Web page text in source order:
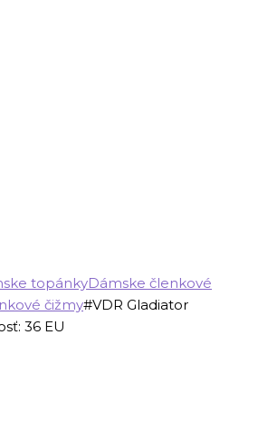
topánkyDámske členkové
čižmy#VDR Gladiator
36 EU